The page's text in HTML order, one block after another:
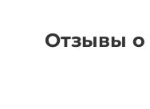
Отзывы